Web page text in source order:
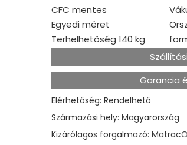
CFC mentes
Egyedi méret
Terhelhetőség 140 kg
Garancia
Elérhetőség: Rendelhető
Származási hely: Magyarország
Kizárólagos forgalmazó: